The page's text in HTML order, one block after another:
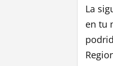
La
en tu